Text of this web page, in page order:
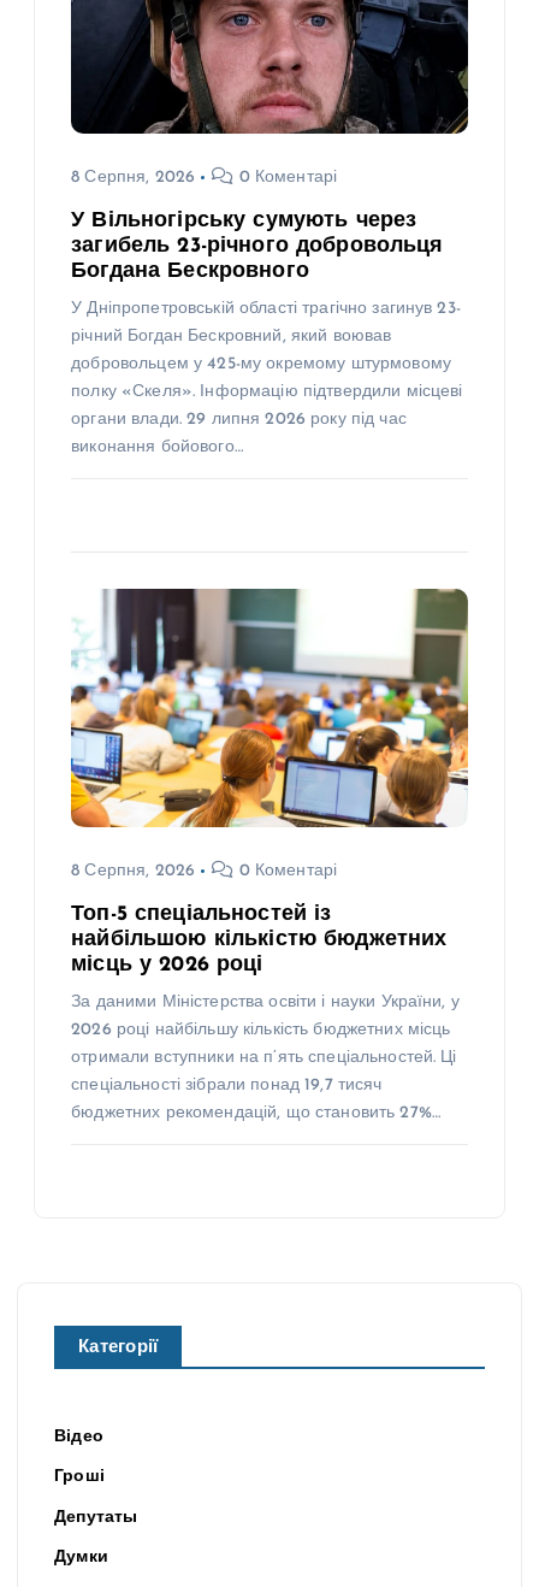
8 Серпня, 2026 0 Коментарі
У Вільногірську сумують через
загибель 23-річного добровольця
Богдана Бескровного
У Дніпропетровській області трагічно загинув 23-
річний Богдан Бескровний, який воював
добровольцем у 425-му окремому штурмовому
полку «Скеля». Інформацію підтвердили місцеві
органи влади. 29 липня 2026 року під час
виконання бойового…
8 Серпня, 2026 0 Коментарі
Топ-5 спеціальностей із
найбільшою кількістю бюджетних
місць у 2026 році
За даними Міністерства освіти і науки України, у
2026 році найбільшу кількість бюджетних місць
отримали вступники на п’ять спеціальностей. Ці
спеціальності зібрали понад 19,7 тисяч
бюджетних рекомендацій, що становить 27%…
Категорії
Відео
Гроші
Депутаты
Думки